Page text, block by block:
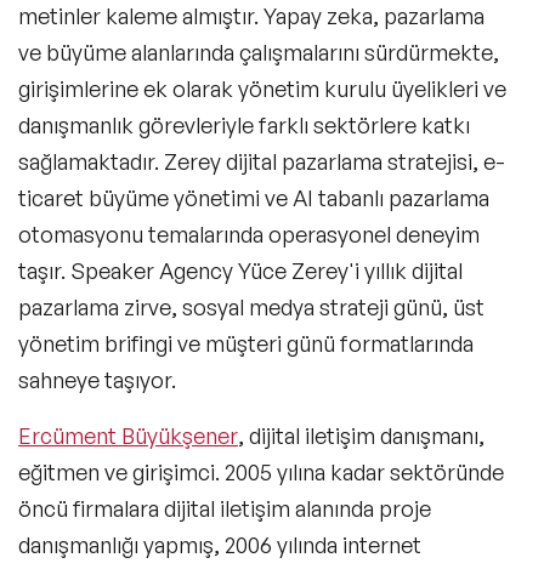
metinler kaleme almıştır. Yapay zeka, pazarlama
ve büyüme alanlarında çalışmalarını sürdürmekte,
girişimlerine ek olarak yönetim kurulu üyelikleri ve
danışmanlık görevleriyle farklı sektörlere katkı
sağlamaktadır. Zerey dijital pazarlama stratejisi, e-
ticaret büyüme yönetimi ve AI tabanlı pazarlama
otomasyonu temalarında operasyonel deneyim
taşır. Speaker Agency Yüce Zerey'i yıllık dijital
pazarlama zirve, sosyal medya strateji günü, üst
yönetim brifingi ve müşteri günü formatlarında
sahneye taşıyor.
Ercüment Büyükşener, dijital iletişim danışmanı,
eğitmen ve girişimci. 2005 yılına kadar sektöründe
öncü firmalara dijital iletişim alanında proje
danışmanlığı yapmış, 2006 yılında internet